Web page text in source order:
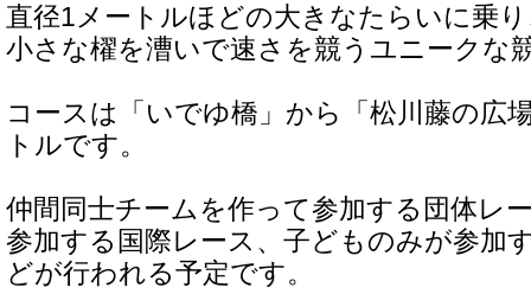
直径1メートルほどの大きなたらいに乗
小さな櫂を漕いで速さを競うユニークな
コースは「いでゆ橋」から「松川藤の広
トルです。
仲間同士チームを作って参加する団体レ
参加する国際レース、子どものみが参加
どが行われる予定です。